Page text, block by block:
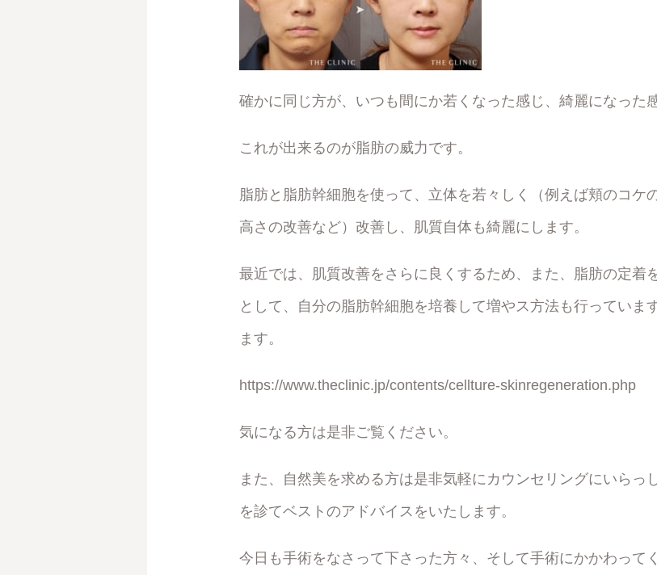
確かに同じ方が、いつも間にか若くなった感じ、綺麗になった
これが出来るのが脂肪の威力です。
脂肪と脂肪幹細胞を使って、立体を若々しく（例えば頬のコケ
高さの改善など）改善し、肌質自体も綺麗にします。
最近では、肌質改善をさらに良くするため、また、脂肪の定着
として、自分の脂肪幹細胞を培養して増やス方法も行っていま
ます。
https://www.theclinic.jp/contents/cellture-skinregeneration.php
気になる方は是非ご覧ください。
また、自然美を求める方は是非気軽にカウンセリングにいらっ
を診てベストのアドバイスをいたします。
今日も手術をなさって下さった方々、そして手術にかかわって